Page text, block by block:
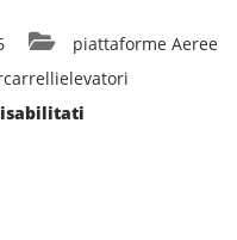
piattaforme Aeree